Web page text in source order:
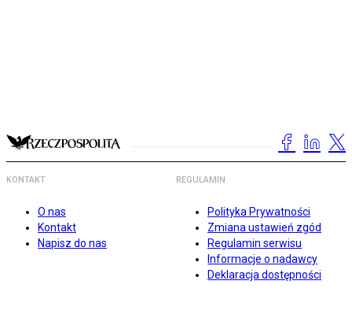
KONTAKT
O nas
Kontakt
Napisz do nas
REGULAMIN
Polityka Prywatności
Zmiana ustawień zgód
Regulamin serwisu
Informacje o nadawcy
Deklaracja dostępności